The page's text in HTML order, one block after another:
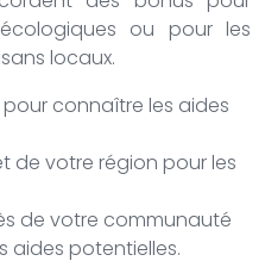
ou pour les
locaux.
connaître les aides
de votre région pour les
de votre communauté
aides potentielles.